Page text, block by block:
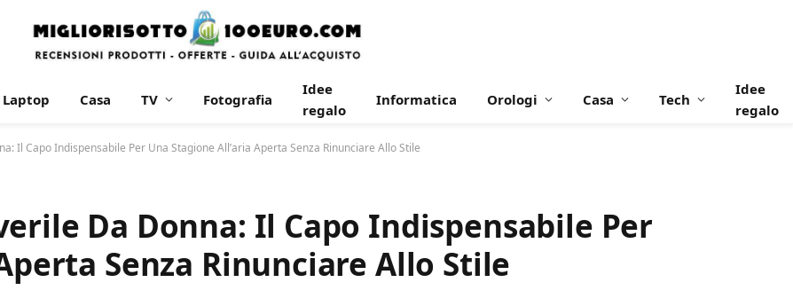
Laptop Casa TV Fotografia
Idee
regalo
Informatica Orologi Casa Tech
Idee
regalo
Il Capo Indispensabile Per Una Stagione All’aria Aperta Senza Rinunciare Allo Stile
Da Donna: Il Capo Indispensabile Per
Senza Rinunciare Allo Stile